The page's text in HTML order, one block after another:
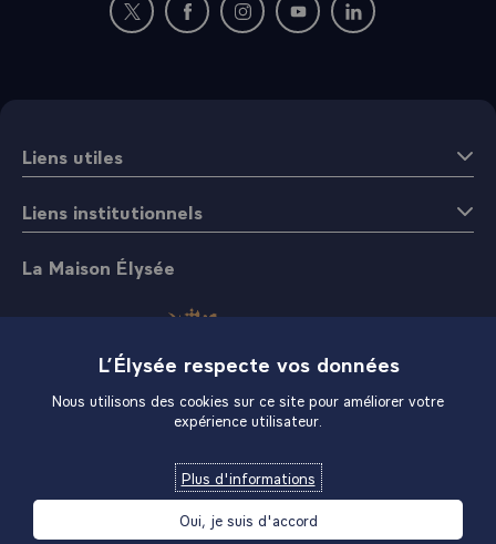
Nouvelle fenêtre : rejoignez-nous sur Twitter
Nouvelle fenêtre : rejoignez-nous sur
Nouvelle fenêtre : rejoignez-nous
Nouvelle fenêtre :
Nouvelle fenêtre :
Liens utiles
Liens institutionnels
La Maison Élysée
L’Élysée respecte vos données
Nous utilisons des cookies sur ce site pour améliorer votre
expérience utilisateur.
Plus d'informations
Oui, je suis d'accord